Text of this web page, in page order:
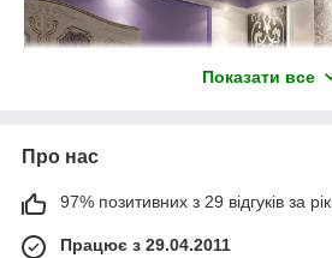
Показати все
Про нас
97% позитивних з 29 відгуків за рік
Працює з 29.04.2011